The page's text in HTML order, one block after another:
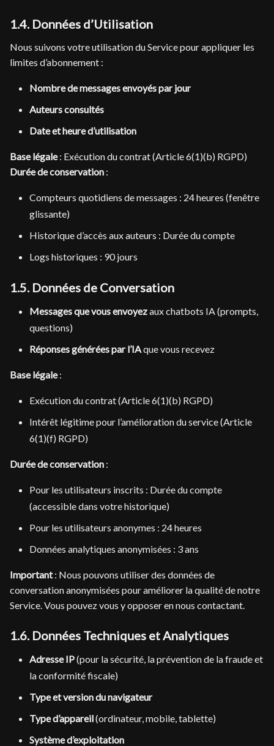
1.4. Données d’Utilisation
Nous suivons votre utilisation du Service pour appliquer les
limites d’abonnement :
Nombre de messages envoyés par jour
Auteurs consultés
Date et heure d’utilisation
Base légale: Exécution du contrat (Article 6(1)(b) RGPD)
Durée de conservation :
Compteurs quotidiens de messages : 24 heures (fenêtre
glissante)
Historique d’accès aux auteurs : Durée du compte
Logs historiques : 90 jours
1.5. Données de Conversation
Messages que vous envoyezaux chatbots IA (prompts,
questions)
Réponses générées par l’IAque vous recevez
Base légale:
Exécution du contrat (Article 6(1)(b) RGPD)
Intérêt légitime pour l’amélioration du service (Article
6(1)(f) RGPD)
Durée de conservation :
Pour les utilisateurs inscrits : Durée du compte
(accessible dans votre historique)
Pour les utilisateurs anonymes : 24 heures
Données analytiques anonymisées : 3 ans
Important: Nous pouvons utiliser des données de
conversation anonymisées pour améliorer la qualité de notre
Service. Vous pouvez vous y opposer en nous contactant.
1.6. Données Techniques et Analytiques
Adresse IP(pour la sécurité, la prévention de la fraude et
la conformité fiscale)
Type et version du navigateur
Type d’appareil(ordinateur, mobile, tablette)
Système d’exploitation